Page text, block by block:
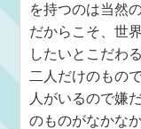
を持つのは当然
だからこそ、世
したいとこだわ
二人だけのもの
人がいるので嫌
のものがなかな